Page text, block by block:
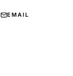
EMAIL